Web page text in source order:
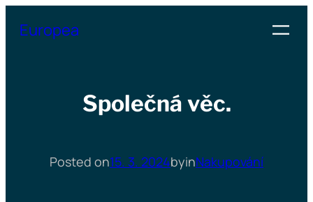
Europea
Společná věc.
Posted on15. 3. 2024byinNakupování